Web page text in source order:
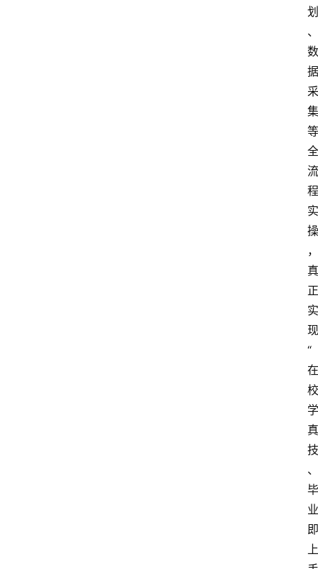
划
、
数
据
采
集
等
全
流
程
实
操
，
真
正
实
现
“
在
校
学
真
技
、
毕
业
即
上